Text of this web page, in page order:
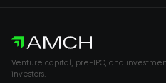
Venture capital, pre-IPO, and
investors.